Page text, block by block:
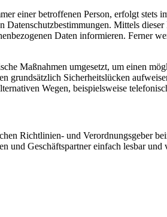
einer betroffenen Person, erfolgt stets
Mittels
Daten informieren. Ferner
Maßnahmen umgesetzt, um einen
grundsätzlich Sicherheitslücken
Wegen, beispielsweise
Richtlinien- und Verordnungsgeber
Geschäftspartner einfach lesbar und